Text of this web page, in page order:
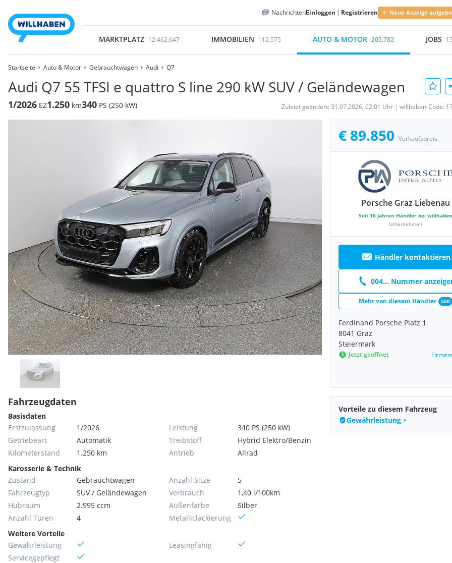
NachrichtenEinloggen | Registrieren Neue Anzeige
MARKTPLATZ 12.462.647 IMMOBILIEN 112.575 AUTO & MOTOR 205.782 JOBS
Startseite Auto & Motor Gebrauchtwagen Audi Q7
Audi Q7 55 TFSI e quattro S line 290 kW SUV / Geländewagen
1/2026 EZ1.250 km340 PS (250 kW) Zuletzt geändert: 31.07.2026, 02:01 Uhr | willhaben-Code:
€ 89.850 Verkaufspreis
Porsche Graz Liebenau
Seit 16 Jahren Händler bei willhaben
Unternehmen
Händler kontaktieren
004... Nummer
Mehr von diesem Händler 500
Ferdinand Porsche Platz 1
8041 Graz
Steiermark
Jetzt geöffnet
Fahrzeugdaten
Basisdaten
Erstzulassung
1/2026
Getriebeart
Automatik
Kilometerstand
1.250 km
Leistung
340 PS (250 kW)
Treibstoff
Hybrid Elektro/Benzin
Antrieb
Allrad
Karosserie & Technik
Zustand
Gebrauchtwagen
Fahrzeugtyp
SUV / Geländewagen
Hubraum
2.995 ccm
Anzahl Türen
4
Anzahl Sitze
5
Verbrauch
1,40 l/100km
Außenfarbe
Silber
Metallic­lackierung
Weitere Vorteile
Gewährleistung
Servicegepflegt
Leasingfähig
Vorteile zu diesem Fahrzeug
Gewährleistung